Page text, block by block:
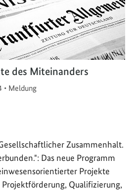
des Miteinanders
• Meldung
Zusammenhalt.
Das neue Programm
Projekte
Qualifizierung,